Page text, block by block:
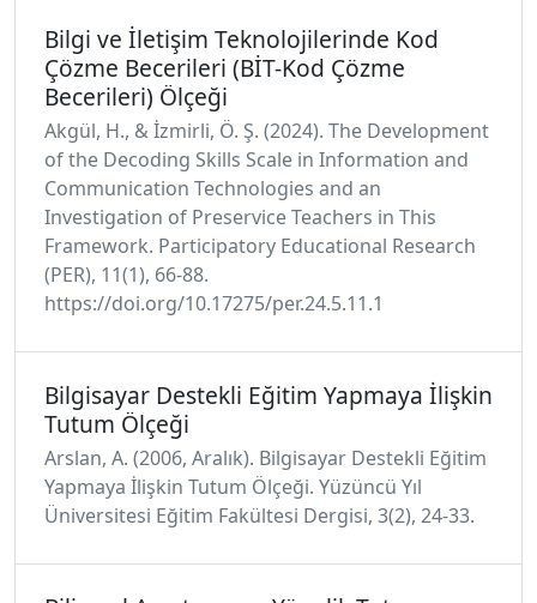
Bilgi ve İletişim Teknolojilerinde Kod
Çözme Becerileri (BİT-Kod Çözme
Becerileri) Ölçeği
Akgül, H., & İzmirli, Ö. Ş. (2024). The Development
of the Decoding Skills Scale in Information and
Communication Technologies and an
Investigation of Preservice Teachers in This
Framework. Participatory Educational Research
(PER), 11(1), 66-88.
https://doi.org/10.17275/per.24.5.11.1
Bilgisayar Destekli Eğitim Yapmaya İlişkin
Tutum Ölçeği
Arslan, A. (2006, Aralık). Bilgisayar Destekli Eğitim
Yapmaya İlişkin Tutum Ölçeği. Yüzüncü Yıl
Üniversitesi Eğitim Fakültesi Dergisi, 3(2), 24-33.